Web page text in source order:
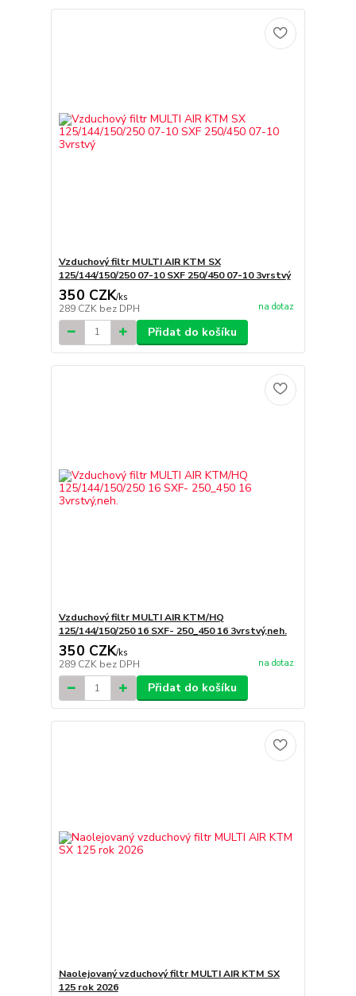
Vzduchový filtr MULTI AIR KTM SX
125/144/150/250 07-10 SXF 250/450 07-10 3vrstvý
350 CZK/ks
289 CZK bez DPH na dotaz
Přidat do košíku
Vzduchový filtr MULTI AIR KTM/HQ
125/144/150/250 16 SXF- 250_450 16 3vrstvý,neh.
350 CZK/ks
289 CZK bez DPH na dotaz
Přidat do košíku
Naolejovaný vzduchový filtr MULTI AIR KTM SX
125 rok 2026